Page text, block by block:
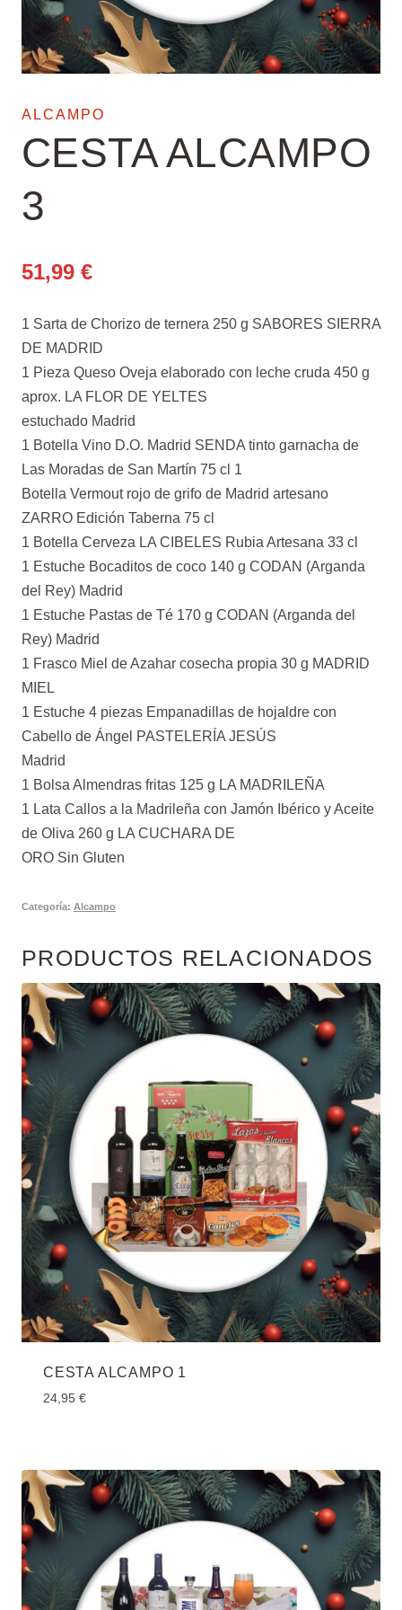
ALCAMPO
CESTA ALCAMPO
3
51,99 €
1 Sarta de Chorizo de ternera 250 g SABORES SIERRA
DE MADRID
1 Pieza Queso Oveja elaborado con leche cruda 450 g
aprox. LA FLOR DE YELTES
estuchado Madrid
1 Botella Vino D.O. Madrid SENDA tinto garnacha de
Las Moradas de San Martín 75 cl 1
Botella Vermout rojo de grifo de Madrid artesano
ZARRO Edición Taberna 75 cl
1 Botella Cerveza LA CIBELES Rubia Artesana 33 cl
1 Estuche Bocaditos de coco 140 g CODAN (Arganda
del Rey) Madrid
1 Estuche Pastas de Té 170 g CODAN (Arganda del
Rey) Madrid
1 Frasco Miel de Azahar cosecha propia 30 g MADRID
MIEL
1 Estuche 4 piezas Empanadillas de hojaldre con
Cabello de Ángel PASTELERÍA JESÚS
Madrid
1 Bolsa Almendras fritas 125 g LA MADRILEÑA
1 Lata Callos a la Madrileña con Jamón Ibérico y Aceite
de Oliva 260 g LA CUCHARA DE
ORO Sin Gluten
Categoría: Alcampo
PRODUCTOS RELACIONADOS
CESTA ALCAMPO 1
24,95 €